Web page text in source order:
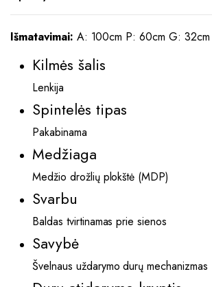
Išmatavimai: A: 100cm P: 60cm G: 32cm
Kilmės šalis
Lenkija
Spintelės tipas
Pakabinama
Medžiaga
Medžio drožlių plokštė (MDP)
Svarbu
Baldas tvirtinamas prie sienos
Savybė
Švelnaus uždarymo durų mechanizmas